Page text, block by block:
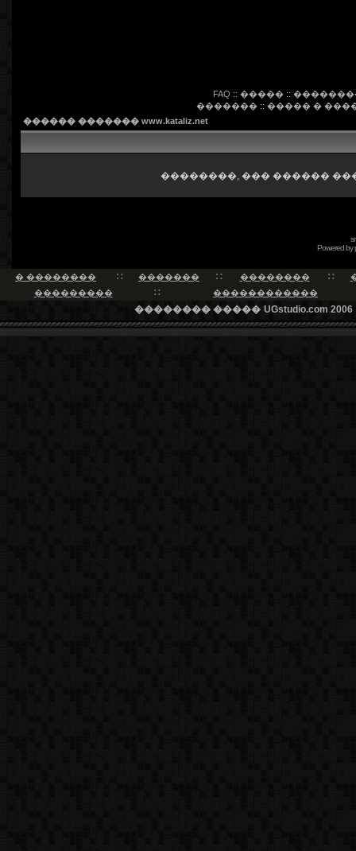
FAQ :: ����� ::
�������:: ����� �
������ ������� www.kataliz.net
��������, ��� ������
Powered by
� �������� ������� ��������
���������
������������
�������� ����� UGstudio.com 2006